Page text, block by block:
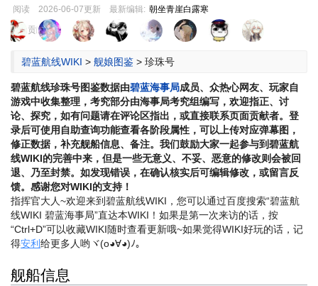
阅读 2026-06-07更新 最新编辑: 朝坐青崖白露寒
跳
到
跳
到
页面贡献者 :
碧蓝航线WIKI > 舰娘图鉴 > 珍珠号
碧蓝航线珍珠号图鉴数据由碧蓝海事局成员、众热心网友、玩家自
游戏中收集整理，考究部分由海事局考究组编写，欢迎指正、讨
论、探究，如有问题请在评论区指出，或直接联系页面贡献者。登
录后可使用自助查询功能查看各阶段属性，可以上传对应弹幕图，
修正数据，补充舰船信息、备注。我们鼓励大家一起参与到碧蓝航
线WIKI的完善中来，但是一些无意义、不妥、恶意的修改则会被回
退、乃至封禁。如发现错误，在确认核实后可编辑修改，或留言反
馈。感谢您对WIKI的支持！
指挥官大人~欢迎来到碧蓝航线WIKI，您可以通过百度搜索“碧蓝航
线WIKI 碧蓝海事局”直达本WIKI！如果是第一次来访的话，按
“Ctrl+D”可以收藏WIKI随时查看更新哦~如果觉得WIKI好玩的话，记
得安利 给更多人哟ヾ(o◕∀◕)ﾉ。
舰船信息